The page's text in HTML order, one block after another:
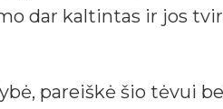
dar kaltintas ir jos
pareiškė šio tėvui